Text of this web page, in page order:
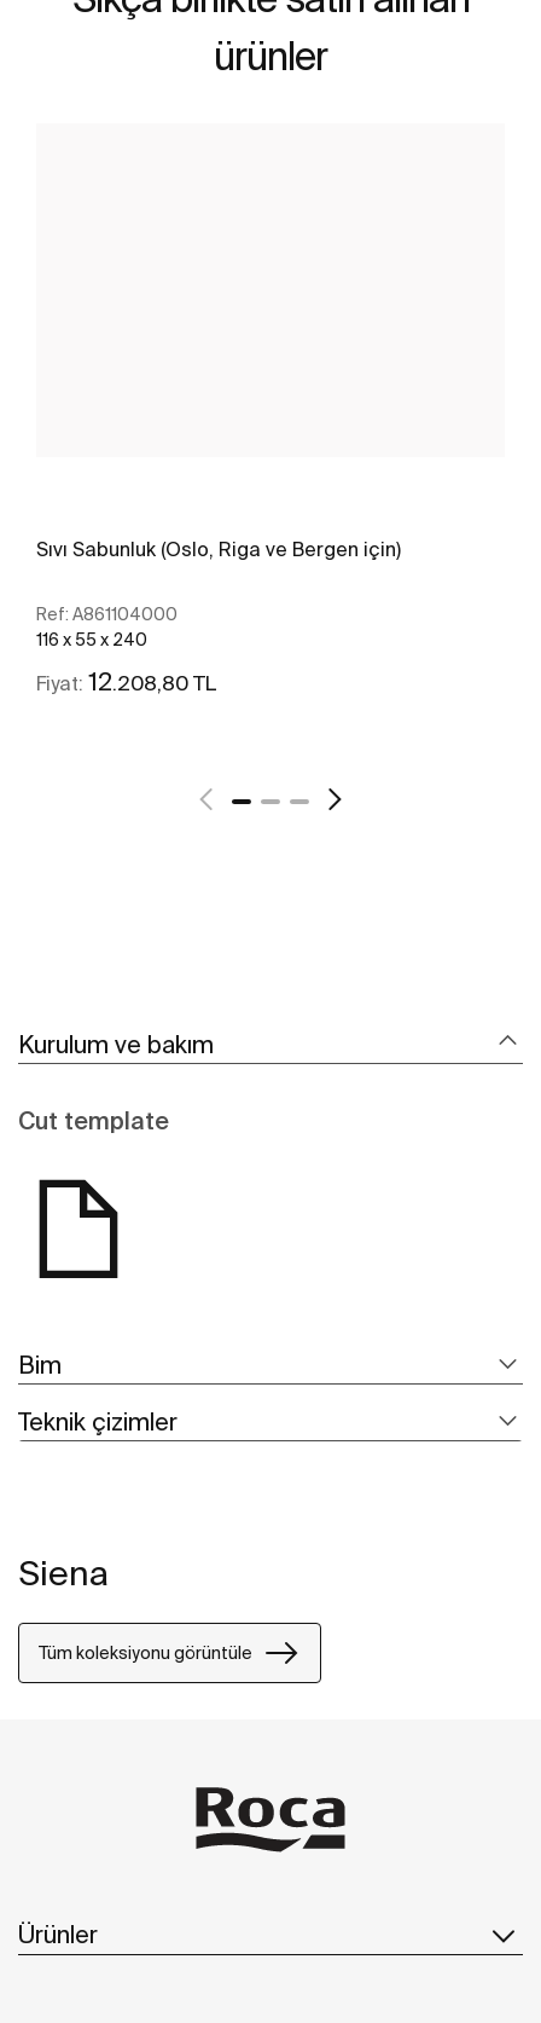
ürünler
Sıvı Sabunluk (Oslo, Riga ve Bergen için)
Ref: A861104000
116 x 55 x 240
Fiyat: 12.208,80 TL
Kurulum ve bakım
Cut template
Bim
Teknik çizimler
Siena
Tüm koleksiyonu görüntüle
Ürünler